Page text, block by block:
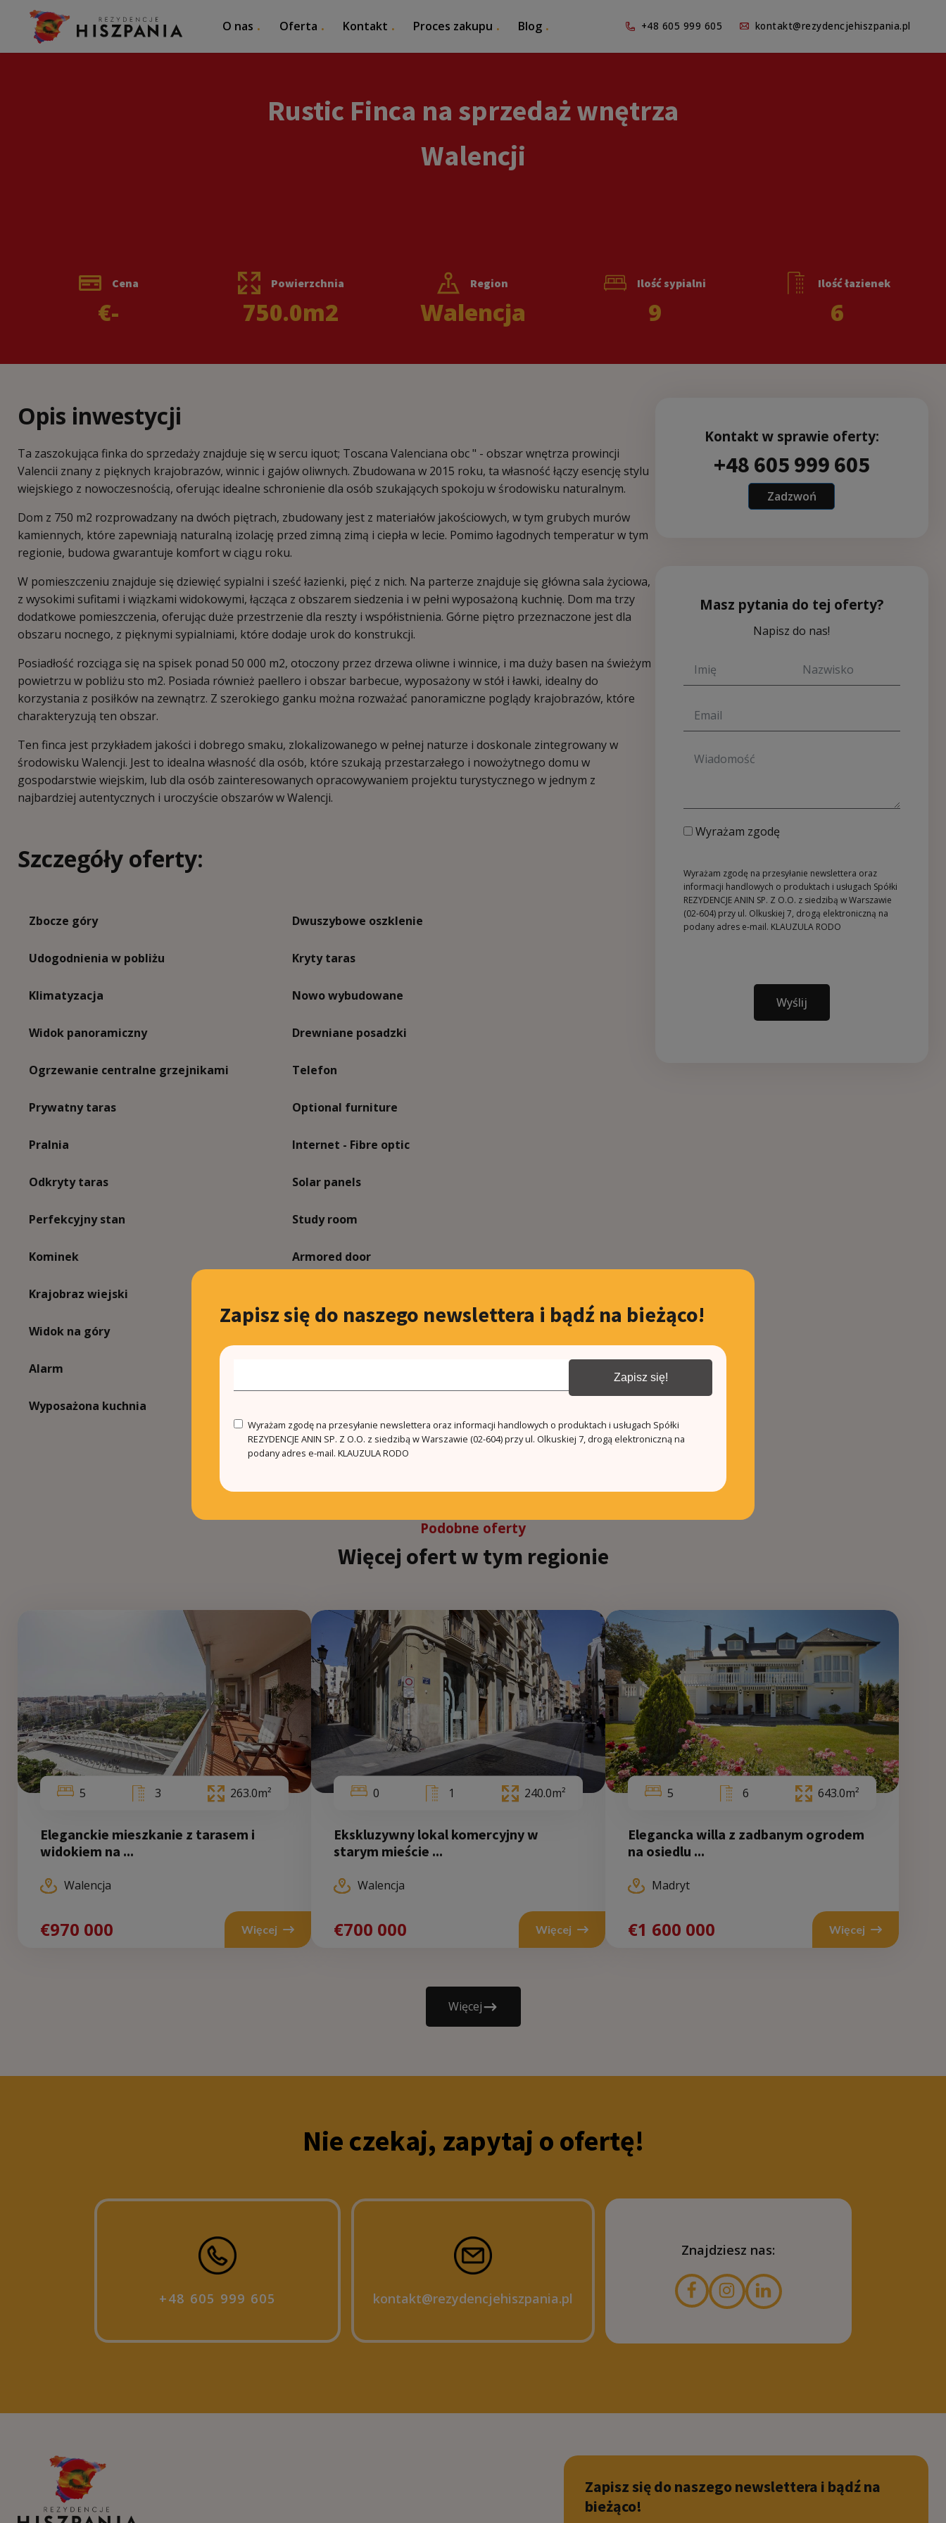
O nas Oferta Kontakt Proces zakupu Blog +48 605 999 605 kontakt@rezydencjehiszpania.pl
Rustic Finca na sprzedaż wnętrza
Walencji
Cena
€-
Powierzchnia
750.0m2
Region
Walencja
Ilość sypialni
9
Ilość łazienek
6
Opis inwestycji
Ta zaszokująca finka do sprzedaży znajduje się w sercu iquot; Toscana Valenciana obc " - obszar wnętrza prowincji
Valencii znany z pięknych krajobrazów, winnic i gajów oliwnych. Zbudowana w 2015 roku, ta własność łączy esencję stylu
wiejskiego z nowoczesnością, oferując idealne schronienie dla osób szukających spokoju w środowisku naturalnym.
Dom z 750 m2 rozprowadzany na dwóch piętrach, zbudowany jest z materiałów jakościowych, w tym grubych murów
kamiennych, które zapewniają naturalną izolację przed zimną zimą i ciepła w lecie. Pomimo łagodnych temperatur w tym
regionie, budowa gwarantuje komfort w ciągu roku.
W pomieszczeniu znajduje się dziewięć sypialni i sześć łazienki, pięć z nich. Na parterze znajduje się główna sala życiowa,
z wysokimi sufitami i wiązkami widokowymi, łącząca z obszarem siedzenia i w pełni wyposażoną kuchnię. Dom ma trzy
dodatkowe pomieszczenia, oferując duże przestrzenie dla reszty i współistnienia. Górne piętro przeznaczone jest dla
obszaru nocnego, z pięknymi sypialniami, które dodaje urok do konstrukcji.
Posiadłość rozciąga się na spisek ponad 50 000 m2, otoczony przez drzewa oliwne i winnice, i ma duży basen na świeżym
powietrzu w pobliżu sto m2. Posiada również paellero i obszar barbecue, wyposażony w stół i ławki, idealny do
korzystania z posiłków na zewnątrz. Z szerokiego ganku można rozważać panoramiczne poglądy krajobrazów, które
charakteryzują ten obszar.
Ten finca jest przykładem jakości i dobrego smaku, zlokalizowanego w pełnej naturze i doskonale zintegrowany w
środowisku Walencji. Jest to idealna własność dla osób, które szukają przestarzałego i nowożytnego domu w
gospodarstwie wiejskim, lub dla osób zainteresowanych opracowywaniem projektu turystycznego w jednym z
najbardziej autentycznych i uroczyście obszarów w Walencji.
Szczegóły oferty:
Zbocze góry
Udogodnienia w pobliżu
Klimatyzacja
Widok panoramiczny
Ogrzewanie centralne grzejnikami
Prywatny taras
Pralnia
Odkryty taras
Perfekcyjny stan
Kominek
Krajobraz wiejski
Widok na góry
Alarm
Wyposażona kuchnia
Dwuszybowe oszklenie
Kryty taras
Nowo wybudowane
Drewniane posadzki
Telefon
Optional furniture
Internet - Fibre optic
Solar panels
Study room
Armored door
Security shutters
Kontakt w sprawie oferty:
+48 605 999 605
Zadzwoń
Masz pytania do tej oferty?
Napisz do nas!
Wyrażam zgodę
Wyrażam zgodę na przesyłanie newslettera oraz
informacji handlowych o produktach i usługach Spółki
REZYDENCJE ANIN SP. Z O.O. z siedzibą w Warszawie
(02-604) przy ul. Olkuskiej 7, drogą elektroniczną na
podany adres e-mail. KLAUZULA RODO
Wyślij
Podobne oferty
Więcej ofert w tym regionie
5 3 263.0m²
Eleganckie mieszkanie z tarasem i
widokiem na ...
Walencja
€970 000 Więcej
5 3 263.0m²
€970
0 1 240.0m²
Ekskluzywny lokal komercyjny w
starym mieście ...
Walencja
€700 000 Więcej
000
5 6 643.0m²
Elegancka willa z zadbanym ogrodem
na osiedlu ...
Madryt
€1 600 000 Więcej
Więcej
Nie czekaj, zapytaj o ofertę!
+48 605 999 605 kontakt@rezydencjehiszpania.pl
Znajdziesz nas:
Zapisz się do naszego newslettera i bądź na
bieżąco!
Zapisz się do naszego newslettera i bądź na bieżąco!
Zapisz się!
Wyrażam zgodę na przesyłanie newslettera oraz informacji handlowych o produktach i usługach Spółki
REZYDENCJE ANIN SP. Z O.O. z siedzibą w Warszawie (02-604) przy ul. Olkuskiej 7, drogą elektroniczną na
podany adres e-mail. KLAUZULA RODO